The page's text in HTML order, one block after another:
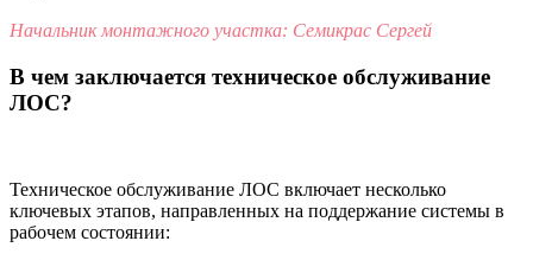
Начальник монтажного участка: Семикрас Сергей
В чем заключается техническое обслуживание
ЛОС?
Техническое обслуживание ЛОС включает несколько
ключевых этапов, направленных на поддержание системы в
рабочем состоянии: